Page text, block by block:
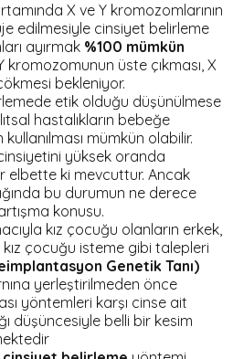
X ve Y kromozomlarının
edilmesiyle cinsiyet belirleme
ayırmak %100 mümkün
kromozomunun üste çıkması, X
bekleniyor.
etik olduğu düşünülmese
hastalıkların bebeğe
mümkün olabilir.
yüksek oranda
elbette ki mevcuttur. Ancak
bu durumun ne derece
konusu.
kız çocuğu olanların erkek,
çocuğu isteme gibi talepleri
Genetik Tanı)
yerleştirilmeden önce
yöntemleri karşı cinse ait
düşüncesiyle belli bir kesim